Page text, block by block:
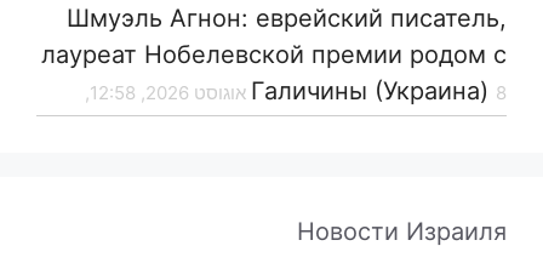
Шмуэль Агнон: еврейский писатель,
лауреат Нобелевской премии родом с
Галичины (Украина) 8 אוגוסט 2026, 12:58,
Новости Израиля